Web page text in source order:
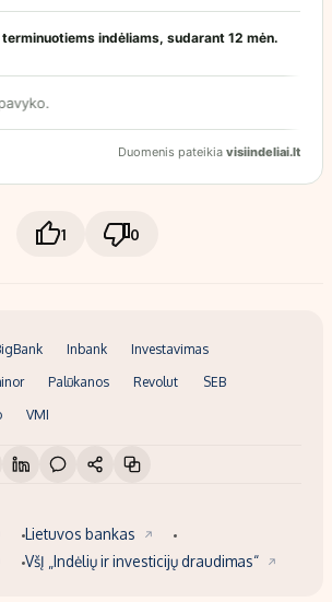
1 0
Inbank Investavimas
Palūkanos Revolut SEB
VMI
Lietuvos bankas
VšĮ „Indėlių ir investicijų draudimas“